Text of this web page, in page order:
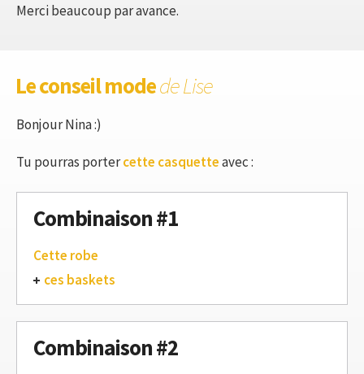
Merci beaucoup par avance.
Le conseil modede Lise
Bonjour Nina :)
Tu pourras portercette casquetteavec :
Combinaison #1
Cette robe
ces baskets
Combinaison #2